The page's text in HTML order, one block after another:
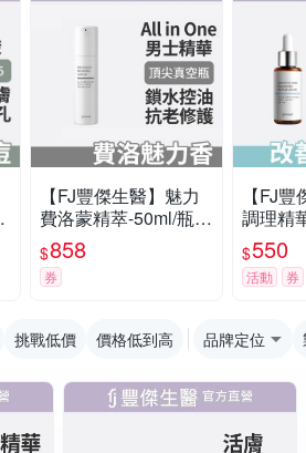
【FJ豐傑生醫】魅力
費洛蒙精萃-50ml/瓶
(男士專用精華液 x男
性保養ｘ控油修護)
$858
券
【FJ
調理精
護敏
癢泛紅)
$550
活動 券
挑戰低價 價格低到高 品牌定位